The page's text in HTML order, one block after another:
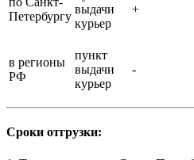
Петербургу
выдачи
курьер
+
в регионы
РФ
пункт
выдачи
курьер
-
Сроки отгрузки: